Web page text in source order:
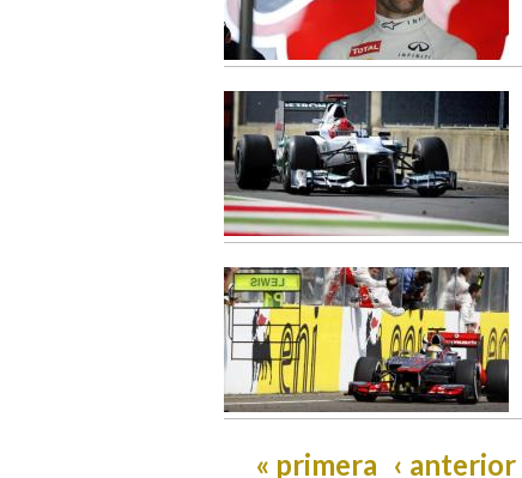
« primera ‹ anterior